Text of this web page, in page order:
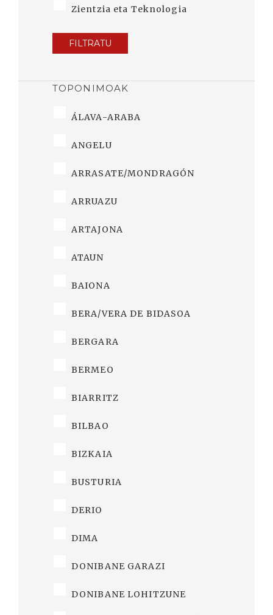
Zientzia eta Teknologia
FILTRATU
TOPONIMOAK
ÁLAVA-ARABA
ANGELU
ARRASATE/MONDRAGÓN
ARRUAZU
ARTAJONA
ATAUN
BAIONA
BERA/VERA DE BIDASOA
BERGARA
BERMEO
BIARRITZ
BILBAO
BIZKAIA
BUSTURIA
DERIO
DIMA
DONIBANE GARAZI
DONIBANE LOHITZUNE